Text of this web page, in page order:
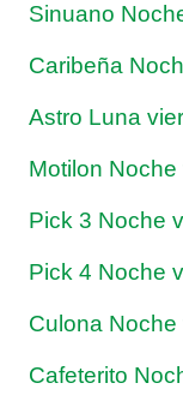
Sinuano
Caribeña
Astro Luna
Motilon
Pick 3 Noche
Pick 4 Noche
Culona
Cafeterito